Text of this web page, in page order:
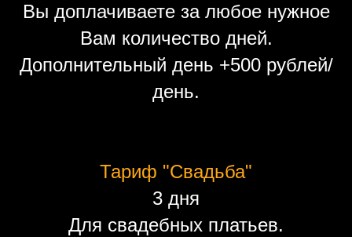
Вы доплачиваете за любое нужное
Вам количество дней.
Дополнительный день +500 рублей/
день.
Тариф "Свадьба"
3 дня
Для свадебных платьев.